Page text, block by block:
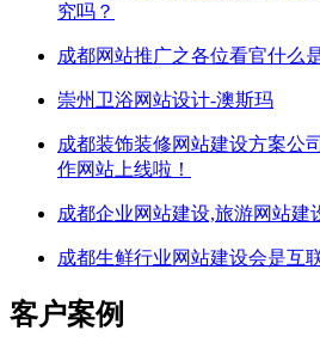
究吗？
成都网站推广之各位看官什么
崇州卫浴网站设计-澳斯玛
成都装饰装修网站建设方案公
作网站上线啦！
成都企业网站建设,旅游网站建
成都生鲜行业网站建设会是互
客户案例